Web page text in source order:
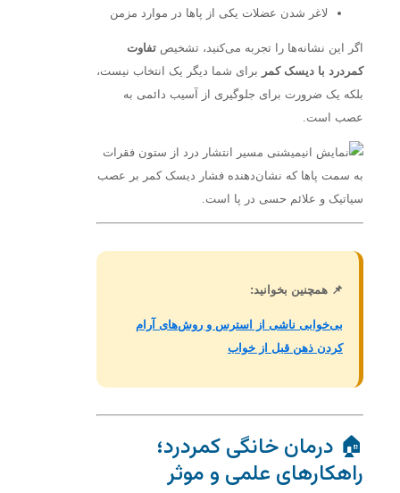
لاغر شدن عضلات یکی از پاها در موارد مزمن
اگر این نشانه‌ها را تجربه می‌کنید، تشخیص تفاوت
کمردرد با دیسک کمر برای شما دیگر یک انتخاب نیست،
بلکه یک ضرورت برای جلوگیری از آسیب دائمی به
عصب است.
📌 همچنین بخوانید:
بی‌خوابی ناشی از استرس و روش‌های آرام
کردن ذهن قبل از خواب
🏠 درمان خانگی کمردرد؛
راهکارهای علمی و موثر